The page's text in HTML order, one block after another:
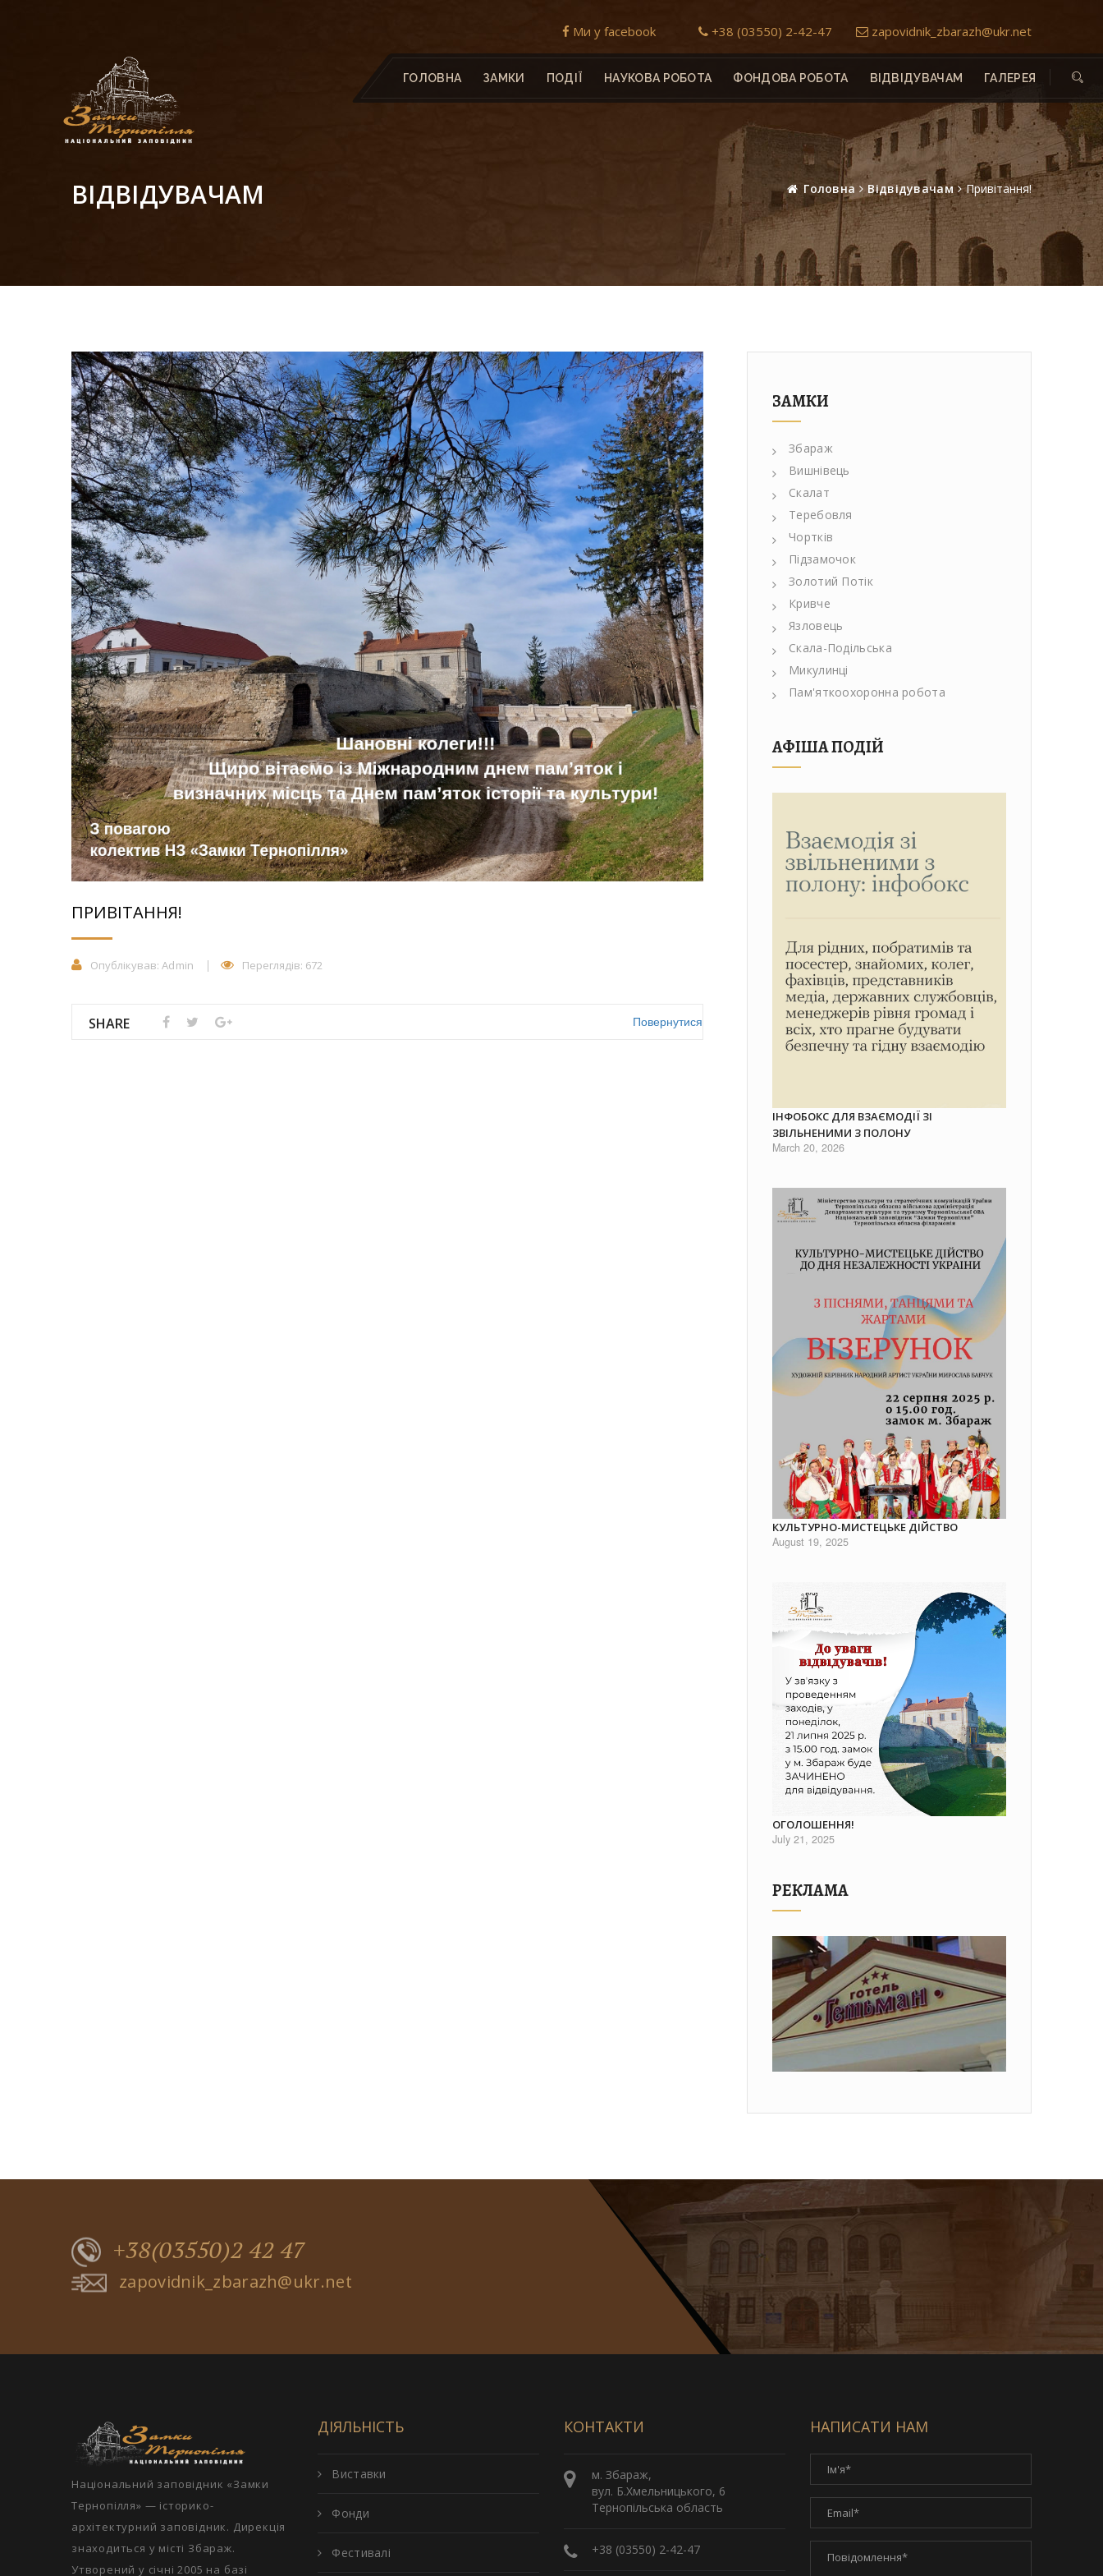
Ми у facebook +38 (03550) 2-42-47 zapovidnik_zbarazh@ukr.net
ГОЛОВНА ЗАМКИ ПОДІЇ НАУКОВА РОБОТА ФОНДОВА РОБОТА ВІДВІДУВАЧАМ ГАЛЕРЕЯ
ВІДВІДУВАЧАМ Головна Відвідувачам Привітання!
ПРИВІТАННЯ!
Опублікував: Admin Переглядів: 672
SHARE Повернутися
ЗАМКИ
Збараж
Вишнівець
Скалат
Теребовля
Чортків
Підзамочок
Золотий Потік
Кривче
Язловець
Скала-Подільська
Микулинці
Пам'яткоохоронна робота
АФІША ПОДІЙ
ІНФОБОКС ДЛЯ ВЗАЄМОДІЇ ЗІ
ЗВІЛЬНЕНИМИ З ПОЛОНУ
March 20, 2026
КУЛЬТУРНО-МИСТЕЦЬКЕ ДІЙСТВО
August 19, 2025
ОГОЛОШЕННЯ!
July 21, 2025
РЕКЛАМА
+38(03550)2 42 47
zapovidnik_zbarazh@ukr.net
Національний заповідник «Замки
Тернопілля» — історико-
архітектурний заповідник. Дирекція
знаходиться у місті Збараж.
Утворений у січні 2005 на базі
ДІЯЛЬНІСТЬ
Виставки
Фонди
Фестивалі
КОНТАКТИ
м. Збараж,
вул. Б.Хмельницького, 6
Тернопільська область
+38 (03550) 2-42-47
НАПИСАТИ НАМ